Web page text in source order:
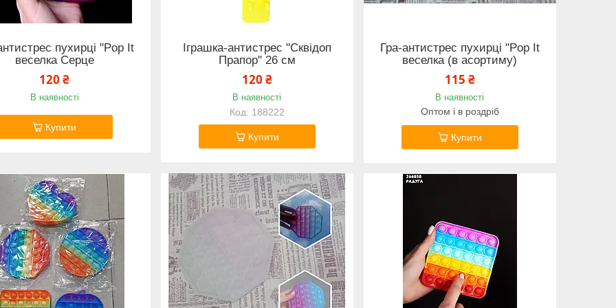
пухирці "Pop It
веселка Серце
120 ₴
В наявності
Купити
Іграшка-антистрес "Сквідоп
Прапор" 26 см
120 ₴
В наявності
188222
Купити
Гра-антистрес пухирці "Pop It
веселка (в асортиму)
115 ₴
В наявності
Оптом і в роздріб
Купити